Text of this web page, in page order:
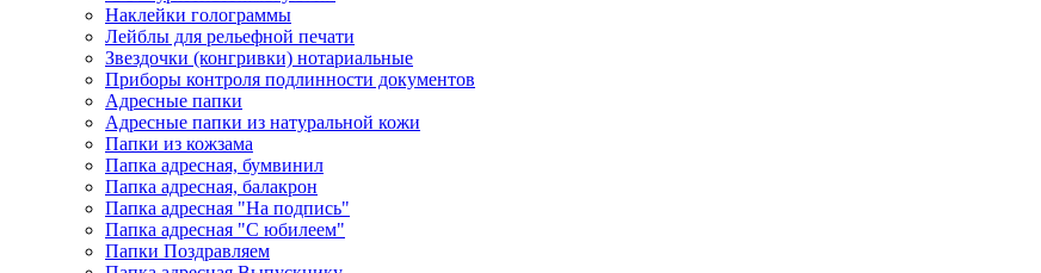
Наклейки голограммы
Лейблы для рельефной печати
Звездочки (конгривки) нотариальные
Приборы контроля подлинности документов
Адресные папки
Адресные папки из натуральной кожи
Папки из кожзама
Папка адресная, бумвинил
Папка адресная, балакрон
Папка адресная "На подпись"
Папка адресная "C юбилеем"
Папки Поздравляем